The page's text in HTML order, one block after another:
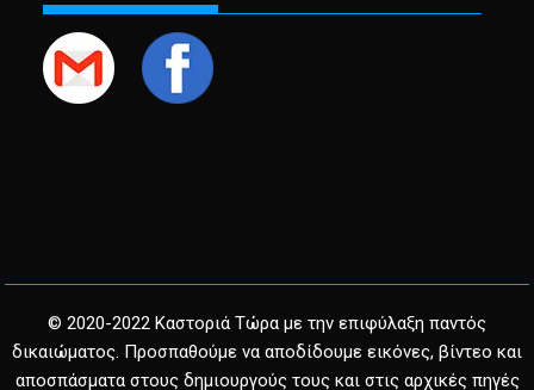
© 2020-2022 Καστοριά Τώρα με την επιφύλαξη παντός
δικαιώματος. Προσπαθούμε να αποδίδουμε εικόνες, βίντεο και
αποσπάσματα στους δημιουργούς τους και στις αρχικές πηγές